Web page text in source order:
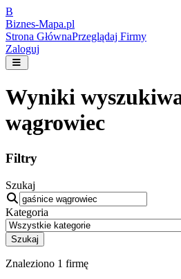
B
Biznes-Mapa.pl
Strona GłównaPrzeglądaj Firmy
Zaloguj
Wyniki
wągrowiec
Filtry
Szukaj
Kategoria
Szukaj
Znaleziono 1 firmę